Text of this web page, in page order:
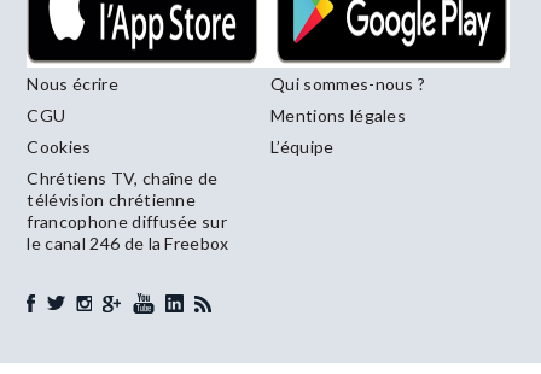
Nous écrire
Qui sommes-nous ?
CGU
Mentions légales
Cookies
L’équipe
Chrétiens TV, chaîne de
télévision chrétienne
francophone diffusée sur
le canal 246 de la Freebox